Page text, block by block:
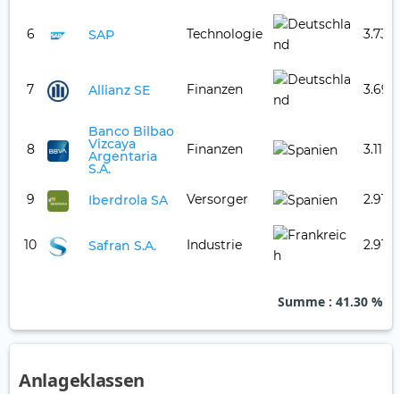
6 SAP Technologie 3.73
7 Allianz SE Finanzen 3.69
8
Banco Bilbao
Vizcaya
Argentaria
S.A.
Finanzen 3.11 %
9 Iberdrola SA Versorger 2.91 %
10 Safran S.A. Industrie 2.91 %
Summe : 41.30 %
Anlageklassen